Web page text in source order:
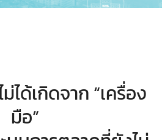
ได้เกิดจาก “เครื่อง
มือ”